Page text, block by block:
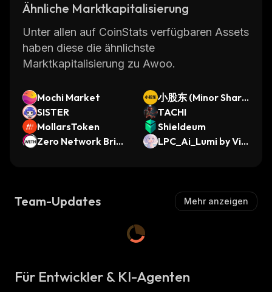
Ähnliche Marktkapitalisierung
Unter allen auf CoinStats verfügbaren Assets
haben diese die ähnlichste
Marktkapitalisierung zu Awoo.
Mochi Market
小股东 (Minor Share
holder)
SISTER
TACHI
MollarsToken
Shieldeum
Zero Network Bridg
LPC_Ai_Lumi by Vir
Team-Updates Mehr anzeigen
Für Entwickler & KI-Agenten